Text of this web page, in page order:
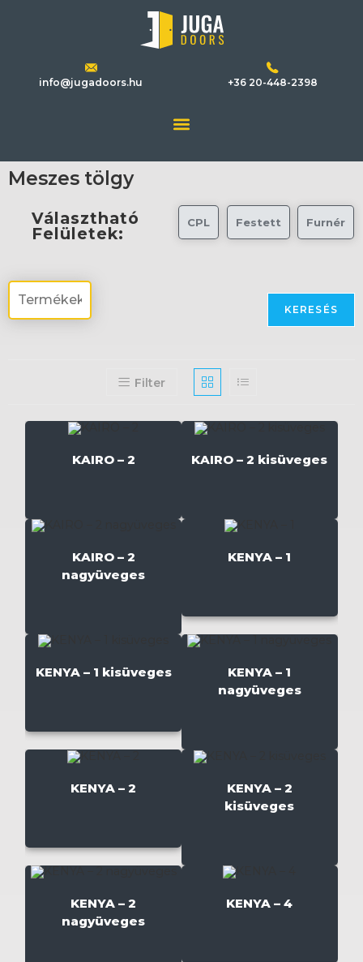
info@jugadoors.hu +36 20-448-2398
Meszes tölgy
Választható
Felületek:
CPL Festett Furnér
KERESÉS
Filter
KAIRO – 2 KAIRO – 2 kisüveges
KAIRO – 2
nagyüveges
KENYA – 1
KENYA – 1 kisüveges
KENYA – 1
nagyüveges
KENYA – 2
KENYA – 2
kisüveges
KENYA – 2
nagyüveges
KENYA – 4